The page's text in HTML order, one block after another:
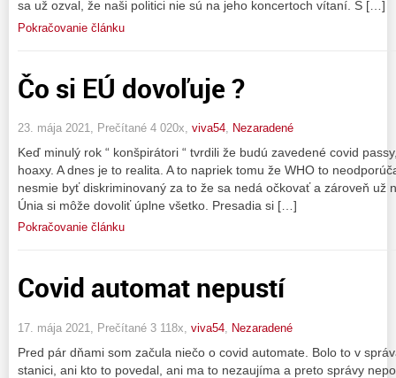
sa už ozval, že naši politici nie sú na jeho koncertoch vítaní. S […]
Pokračovanie článku
Čo si EÚ dovoľuje ?
23. mája 2021, Prečítané 4 020x, viva54, Nezaradené
Keď minulý rok “ konšpirátori “ tvrdili že budú zavedené covid
hoaxy. A dnes je to realita. A to napriek tomu že WHO to
nesmie byť diskriminovaný za to že sa nedá očkovať a zároveň už
Únia si môže dovoliť úplne všetko. Presadia si […]
Pokračovanie článku
Covid automat nepustí
17. mája 2021, Prečítané 3 118x, viva54 Nezaradené
Pred pár dňami som začula niečo o covid automate. Bolo to v
stanici, ani kto to povedal, ani ma to nezaujíma a preto správy